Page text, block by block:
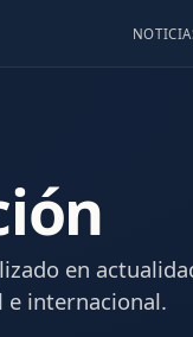
en
e internacional.